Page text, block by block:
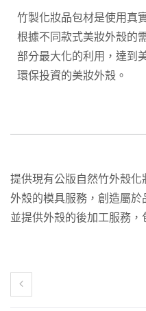
竹製化妝品包材是使用真
根據不同款式美妝外殼的
部分最大化的利用，達到
環保投資的美妝外殼。
提供現有公版自然竹外殼
外殼的模具服務，創造屬於
並提供外殼的後加工服務，